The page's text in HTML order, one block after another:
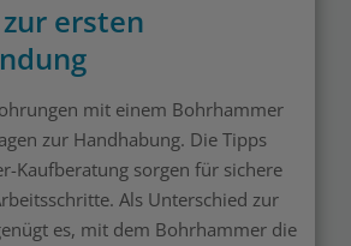
ersten
mit einem Bohrhammer
zur Handhabung. Die Tipps
Kaufberatung sorgen für sichere
Als Unterschied zur
es, mit dem Bohrhammer die